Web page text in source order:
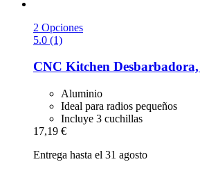
2 Opciones
5.0 (1)
CNC Kitchen
Aluminio
Ideal para radios pequeños
Incluye 3 cuchillas
17,19 €
Entrega hasta el 31 agosto